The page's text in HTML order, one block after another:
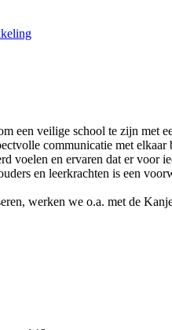
een veilige school te zijn met
communicatie met
voelen en ervaren dat er voor
en leerkrachten is een
werken we o.a. met de